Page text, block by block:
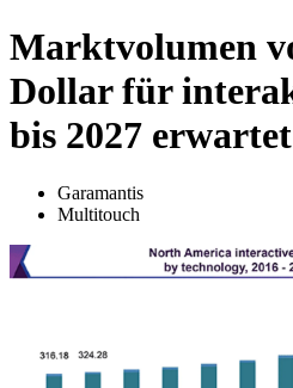
Marktvolumen
Dollar für
bis 2027 erwartet
Garamantis
Multitouch